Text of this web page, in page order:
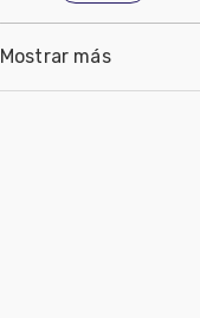
Mostrar más